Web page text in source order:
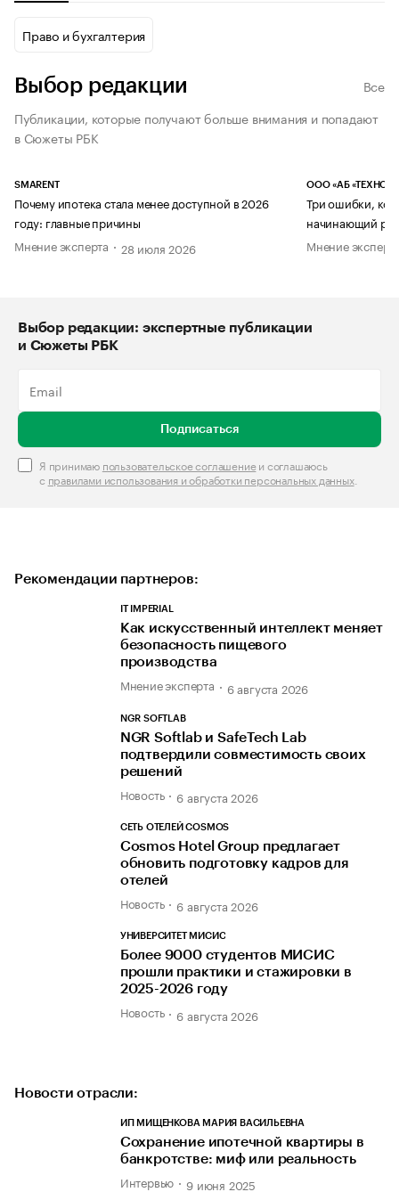
Право и бухгалтерия
Выбор редакции
Все
Публикации, которые получают больше внимания и попадают
в Сюжеты РБК
SMARENT
Почему ипотека стала менее доступной в 2026
году: главные причины
Мнение эксперта
28 июля 2026
ООО «АБ
Три ошибки,
начинающий
Мнение
Выбор редакции: экспертные публикации
и Сюжеты РБК
Подписаться
Я принимаю пользовательское соглашениеи соглашаюсь
с правилами использования и обработки персональных данных.
Рекомендации партнеров:
IT IMPERIAL
Как искусственный интеллект меняет
безопасность пищевого
производства
Мнение эксперта 6 августа 2026
NGR SOFTLAB
NGR Softlab и SafeTech Lab
подтвердили совместимость своих
решений
Новость 6 августа 2026
СЕТЬ ОТЕЛЕЙ COSMOS
Cosmos Hotel Group предлагает
обновить подготовку кадров для
отелей
Новость 6 августа 2026
УНИВЕРСИТЕТ МИСИС
Более 9000 студентов МИСИС
прошли практики и стажировки в
2025-2026 году
Новость 6 августа 2026
Новости отрасли:
ИП МИЩЕНКОВА МАРИЯ ВАСИЛЬЕВНА
Сохранение ипотечной квартиры в
банкротстве: миф или реальность
Интервью 9 июня 2025